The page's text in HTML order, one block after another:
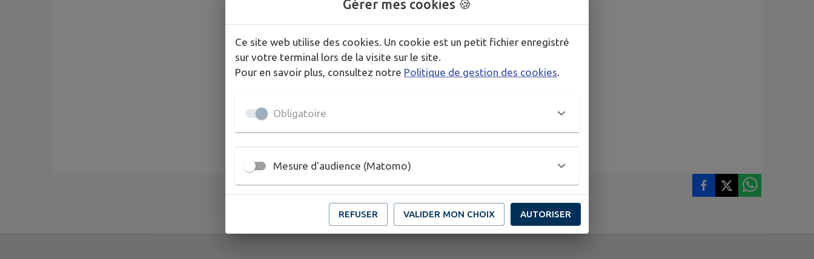
Gérer mes cookies 🍪
Ce site web utilise des cookies. Un cookie est un petit fichier enregistré
sur votre terminal lors de la visite sur le site.
Pour en savoir plus, consultez notre Politique de gestion des cookies
Obligatoire
Mesure d'audience (Matomo)
REFUSER VALIDER MON CHOIX AUTORISER